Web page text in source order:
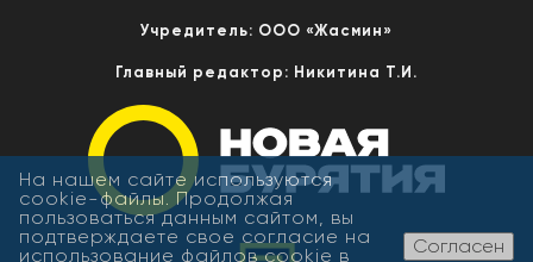
Учредитель: ООО «Жасмин»
Главный редактор: Никитина Т.И.
На нашем сайте используются
cookie-файлы. Продолжая
пользоваться данным сайтом, вы
подтверждаете свое согласие на
использование файлов cookie в
Согласен